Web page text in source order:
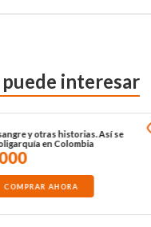
interesar
y otras historias. Así se
en Colombia
COMPRAR AHORA